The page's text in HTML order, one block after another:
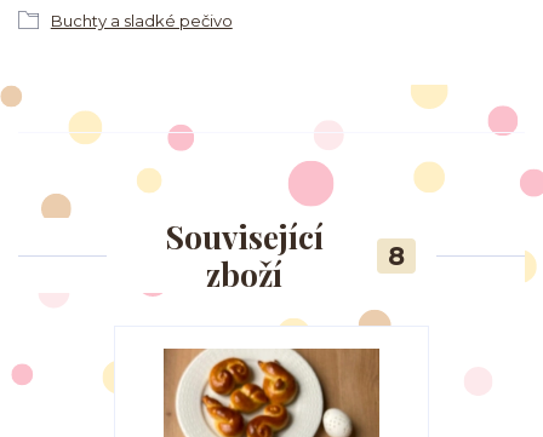
Buchty a sladké pečivo
Související
zboží
8